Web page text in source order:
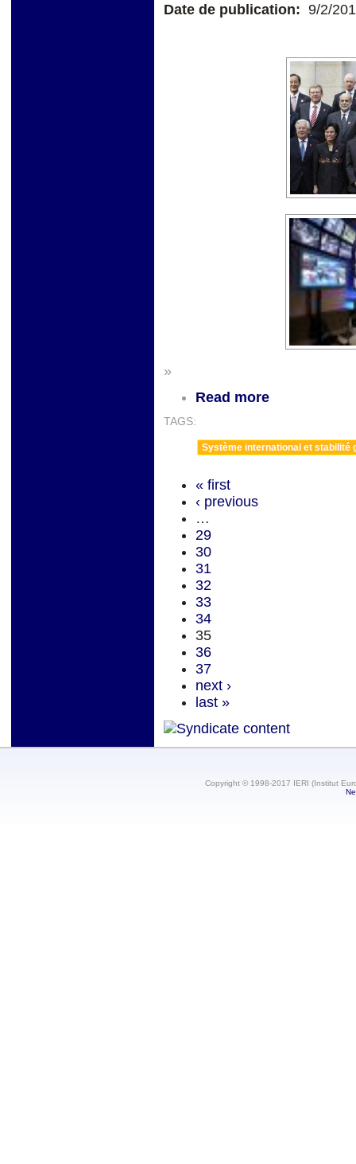
Date de publication: 9/2/
»
Read more
TAGS:
Système international et stabilité
« first
‹ previous
…
29
30
31
32
33
34
35
36
37
next ›
last »
Copyright © 1998-2017 IERI (Institut